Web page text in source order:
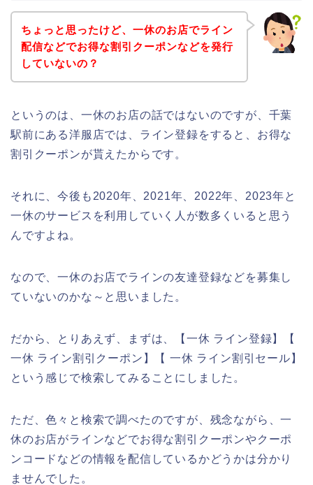
ちょっと思ったけど、一休のお店でライン
配信などでお得な割引クーポンなどを発行
していないの？
というのは、一休のお店の話ではないのですが、千葉
駅前にある洋服店では、ライン登録をすると、お得な
割引クーポンが貰えたからです。
それに、今後も2020年、2021年、2022年、2023年と
一休のサービスを利用していく人が数多くいると思う
んですよね。
なので、一休のお店でラインの友達登録などを募集し
ていないのかな～と思いました。
だから、とりあえず、まずは、【一休 ライン登録】【
一休 ライン割引クーポン】【 一休 ライン割引セール】
という感じで検索してみることにしました。
ただ、色々と検索で調べたのですが、残念ながら、一
休のお店がラインなどでお得な割引クーポンやクーポ
ンコードなどの情報を配信しているかどうかは分かり
ませんでした。